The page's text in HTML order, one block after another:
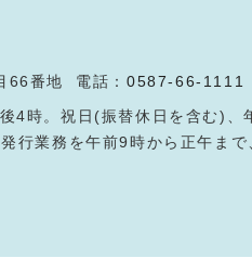
66番地 電話：0587-66-1111
4時。祝日(振替休日を含む)、
行業務を午前9時から正午ま